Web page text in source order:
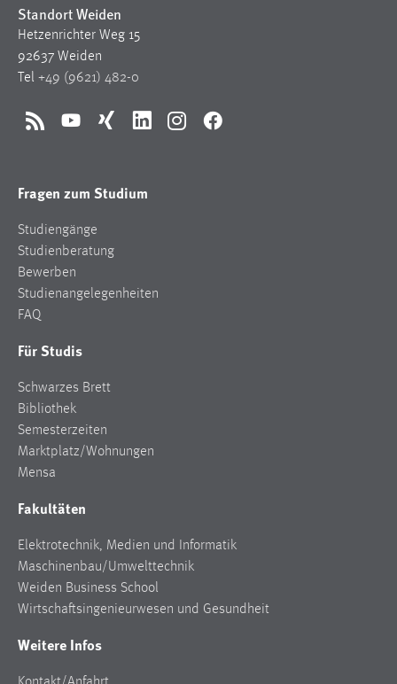
Standort Weiden
Hetzenrichter Weg 15
92637 Weiden
Tel +49 (9621) 482-0
RSS YouTubeXing LinkedInInstagramFacebook
Fragen zum Studium
Studiengänge
Studienberatung
Bewerben
Studienangelegenheiten
FAQ
Für Studis
Schwarzes Brett
Bibliothek
Semesterzeiten
Marktplatz/Wohnungen
Mensa
Fakultäten
Elektrotechnik, Medien und Informatik
Maschinenbau/Umwelttechnik
Weiden Business School
Wirtschaftsingenieurwesen und Gesundheit
Weitere Infos